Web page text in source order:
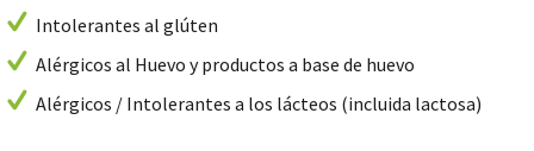
Intolerantes al glúten
Alérgicos al Huevo y productos a base de huevo
Alérgicos / Intolerantes a los lácteos (incluida lactosa)